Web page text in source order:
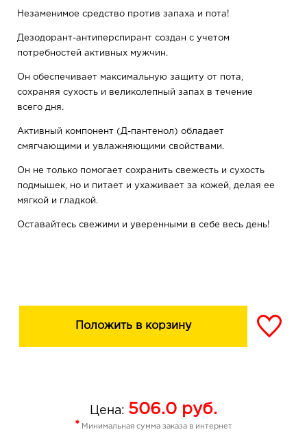
Незаменимое средство против запаха и пота!
Дезодорант-антиперспирант cоздан с учетом
потребностей активных мужчин.
Он обеспечивает максимальную защиту от пота,
сохраняя сухость и великолепный запах в течение
всего дня.
Активный компонент (Д-пантенол) обладает
смягчающими и увлажняющими свойствами.
Он не только помогает сохранить свежесть и сухость
подмышек, но и питает и ухаживает за кожей, делая ее
мягкой и гладкой.
Оставайтесь свежими и уверенными в себе весь день!
Положить в корзину
Цена: 506.0 руб.
* Минимальная сумма заказа в интернет